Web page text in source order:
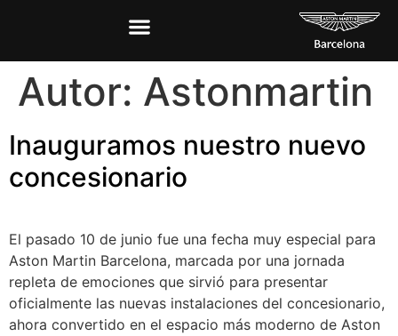
Autor: Astonmartin
Inauguramos nuestro nuevo
concesionario
El pasado 10 de junio fue una fecha muy especial para
Aston Martin Barcelona, marcada por una jornada
repleta de emociones que sirvió para presentar
oficialmente las nuevas instalaciones del concesionario,
ahora convertido en el espacio más moderno de Aston